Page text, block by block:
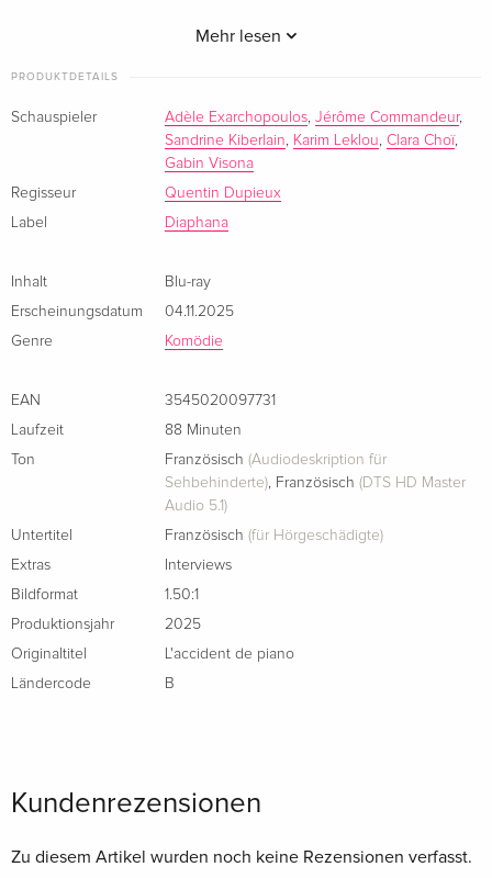
Mehr lesen
PRODUKTDETAILS
Schauspieler Adèle Exarchopoulos Jérôme Commandeur,
Sandrine Kiberlain
Karim Leklou Clara Choï,
Gabin Visona
Regisseur
Quentin Dupieux
Label
Diaphana
Inhalt
Blu-ray
Erscheinungsdatum
04.11.2025
Genre
Komödie
EAN
3545020097731
Laufzeit
88 Minuten
Ton
Französisch (Audiodeskription für
Sehbehinderte)
Französisch (DTS HD Master
Audio 5.1)
Untertitel
Französisch (für Hörgeschädigte)
Extras
Interviews
Bildformat
1.50:1
Produktionsjahr
2025
Originaltitel
L'accident de piano
Ländercode
B
Kundenrezensionen
Zu diesem Artikel wurden noch keine Rezensionen verfasst.